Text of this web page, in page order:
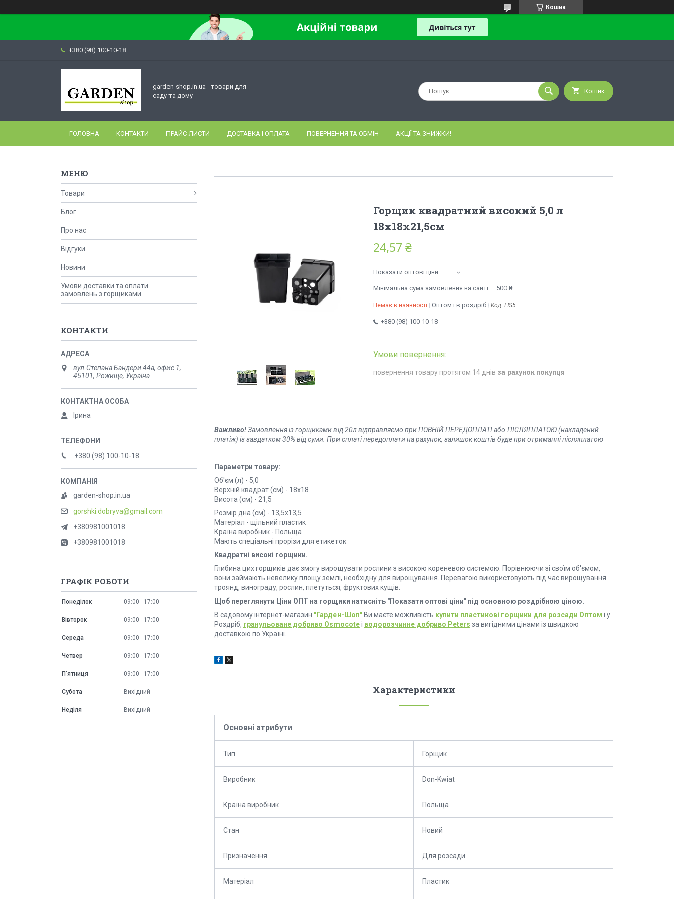
Кошик
+380 (98) 100-10-18
garden-shop.in.ua - товари для
саду та дому
Кошик
ГОЛОВНА КОНТАКТИ ПРАЙС-ЛИСТИ ДОСТАВКА І ОПЛАТА ПОВЕРНЕННЯ ТА ОБМІН АКЦІЇ ТА ЗНИЖКИ!
Горщик квадратний високий 5,0 л
18х18х21,5см
24,57 ₴
Показати оптові ціни
Мінімальна сума замовлення на сайті — 500 ₴
Немає в наявності Оптом і в роздріб Код: HS5
+380 (98) 100-10-18
повернення товару протягом 14 днів за рахунок покупця
Важливо!Замовлення із горщиками від 20л відправляємо при ПОВНІЙ ПЕРЕДОПЛАТІ або ПІСЛЯПЛАТОЮ (накладений
платіж) із завдатком 30% від суми. При сплаті передоплати на рахунок, залишок коштів буде при отриманні післяплатою
Параметри товару:
Об'єм (л) - 5,0
Верхній квадрат (см) - 18х18
Висота (см) - 21,5
Розмір дна (см) - 13,5х13,5
Матеріал - щільний пластик
Країна виробник - Польща
Мають спеціальні прорізи для етикеток
Квадратні високі горщики.
Глибина цих горщиків дає змогу вирощувати рослини з високою кореневою системою. Порівнюючи зі своїм об'ємом,
вони займають невелику площу землі, необхідну для вирощування. Перевагою використовують під час вирощування
троянд, винограду, рослин, плетуться, фруктових кущів.
Щоб переглянути Ціни ОПТ на горщики натисніть "Показати оптові ціни" під основною роздрібною ціною.
В садовому інтернет-магазин "Гарден-Шоп" Ви маєте можливість купити пластикові горщики для розсади Оптом і у
Роздріб, гранульоване добриво Osmocoteі водорозчинне добриво Peters за вигідними цінами із швидкою
доставкою по Україні.
Характеристики
Основні атрибути
Тип Горщик
Виробник Don-Kwiat
Країна виробник Польща
Стан Новий
Призначення Для розсади
Матеріал Пластик
Товари
Блог
Про нас
Відгуки
Новини
Умови доставки та оплати
замовлень з горщиками
КОНТАКТИ
вул.Степана Бандери 44а, офис 1,
45101, Рожище, Україна
Ірина
+380 (98) 100-10-18
garden-shop.in.ua
gorshki.dobryva@gmail.com
+380981001018
+380981001018
ГРАФІК РОБОТИ
Понеділок 09:00 17:00
Вівторок 09:00 17:00
Середа 09:00 17:00
Четвер 09:00 17:00
Пʼятниця 09:00 17:00
Субота Вихідний
Неділя Вихідний